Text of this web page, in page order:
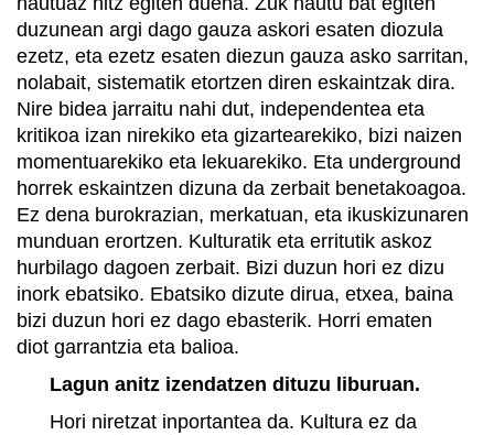
duzunean argi dago gauza askori esaten diozula
ezetz, eta ezetz esaten diezun gauza asko sarritan,
nolabait, sistematik etortzen diren eskaintzak dira.
Nire bidea jarraitu nahi dut, independentea eta
kritikoa izan nirekiko eta gizartearekiko, bizi naizen
momentuarekiko eta lekuarekiko. Eta underground
horrek eskaintzen dizuna da zerbait benetakoagoa.
Ez dena burokrazian, merkatuan, eta ikuskizunaren
munduan erortzen. Kulturatik eta erritutik askoz
hurbilago dagoen zerbait. Bizi duzun hori ez dizu
inork ebatsiko. Ebatsiko dizute dirua, etxea, baina
bizi duzun hori ez dago ebasterik. Horri ematen
diot garrantzia eta balioa.
Lagun anitz izendatzen dituzu liburuan.
Hori niretzat inportantea da. Kultura ez da